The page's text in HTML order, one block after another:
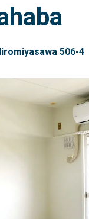
506-4